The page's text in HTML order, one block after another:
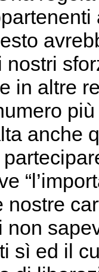
nostri
in altre
anche
nostre
non
sì ed il